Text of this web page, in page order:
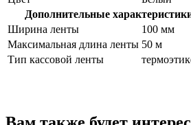
Дополнительные
Ширина ленты
100 мм
Максимальная длина ленты 50 м
Тип кассовой ленты